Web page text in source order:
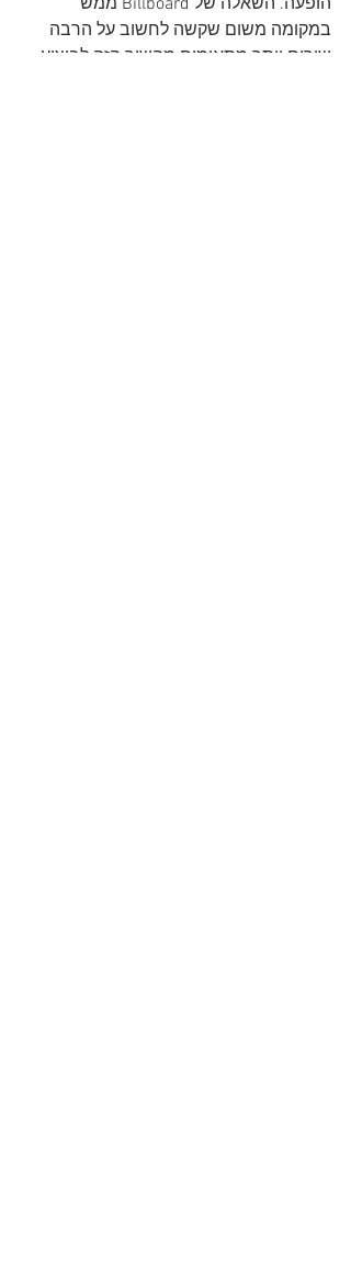
הופעה. השאלה של Billboard ממש
במקומה משום שקשה לחשוב על הרבה
שירים יותר מתאימים מהשיר הזה לביצוע